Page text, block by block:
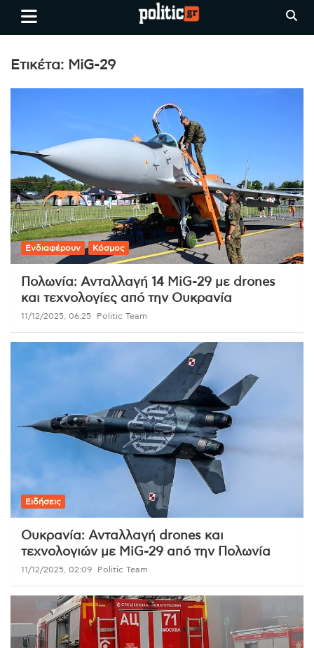
Skip
Ειδήσεις απο τη
Θεσσαλονίκη, την Ελλάδα και
όλο τον Κόσμο
politic.gr
Ετικέτα: MiG-29
Ενδιαφέρουν Κόσμος
Πολωνία: Ανταλλαγή 14 MiG-29 με drones
και τεχνολογίες από την Ουκρανία
11/12/2025, 06:25 Politic Team
Ειδήσεις
Ουκρανία: Ανταλλαγή drones και
τεχνολογιών με MiG-29 από την Πολωνία
11/12/2025, 02:09 Politic Team